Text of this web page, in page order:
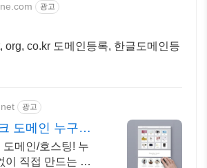
광고
org, co.kr 도메인등록, 한글도메인등
광고
도메인 누구나
메인/호스팅! 누
이 직접 만드는 홈